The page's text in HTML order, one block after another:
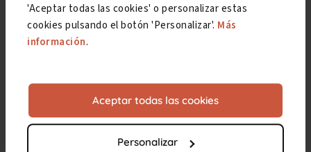
'Aceptar todas las cookies' o personalizar estas
cookies pulsando el botón 'Personalizar'. Más
información.
Aceptar todas las cookies
Personalizar